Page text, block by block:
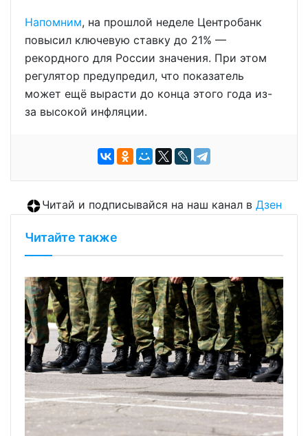
Напомним, на прошлой неделе Центробанк
повысил ключевую ставку до 21% —
рекордного для России значения. При этом
регулятор предупредил, что показатель
может ещё вырасти до конца этого года из-
за высокой инфляции.
Читай и подписывайся на наш канал в Дзен
Читайте также